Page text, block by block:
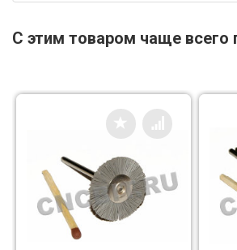
С этим товаром чаще всего